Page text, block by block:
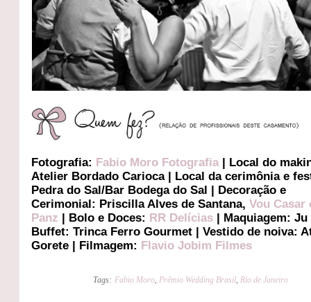
Fotografia: Fabio Moro Fotografia | Local do
Atelier Bordado Carioca | Local dacerimônia e
Pedra do Sal/Bar Bodega do Sal | Decoração e
Cerimonial: Priscilla Alves de Santana,Vou Casar
Panz | Bolo e Doces: RR Delícias | Maquiagem: Ju
Buffet: Trinca Ferro Gourmet | Vestido de noiva:
Gorete | Filmagem: Flavio Jobim Filmes
Tags: Fabio Moro Prêmio Wedding Brasil Rio de Janeiro